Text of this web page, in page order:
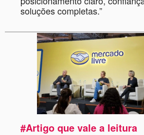
soluções completas.”
#Artigo que vale a leitura